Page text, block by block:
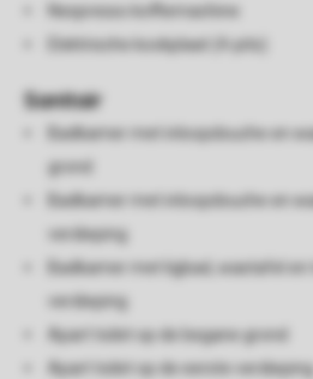
Nespresso koffiemachine
Elektrische kookplaat (4-pits)
Sanitair
Badkamer met inloopdouche en
grond
Badkamer met inloopdouche en
verdieping
Badkamer met ligbad, wastafel en
verdieping
Apart toilet op de begane grond
Apart toilet op de eerste verdieping